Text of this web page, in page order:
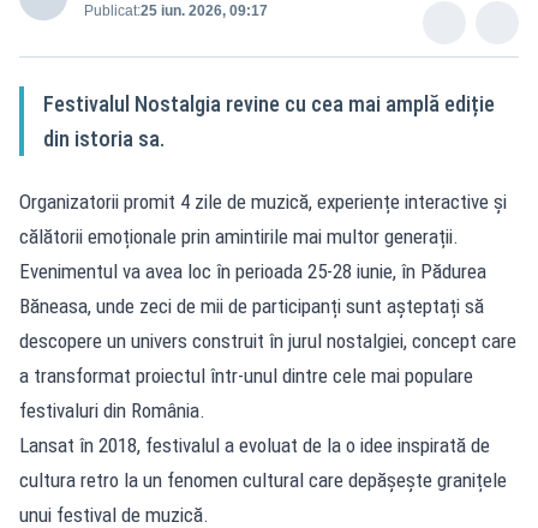
Publicat:25 iun. 2026, 09:17
Festivalul Nostalgia revine cu cea mai amplă ediție
din istoria sa.
Organizatorii promit 4 zile de muzică, experiențe interactive și
călătorii emoționale prin amintirile mai multor generații.
Evenimentul va avea loc în perioada 25-28 iunie, în Pădurea
Băneasa, unde zeci de mii de participanți sunt așteptați să
descopere un univers construit în jurul nostalgiei, concept care
a transformat proiectul într-unul dintre cele mai populare
festivaluri din România.
Lansat în 2018, festivalul a evoluat de la o idee inspirată de
cultura retro la un fenomen cultural care depășește granițele
unui festival de muzică.